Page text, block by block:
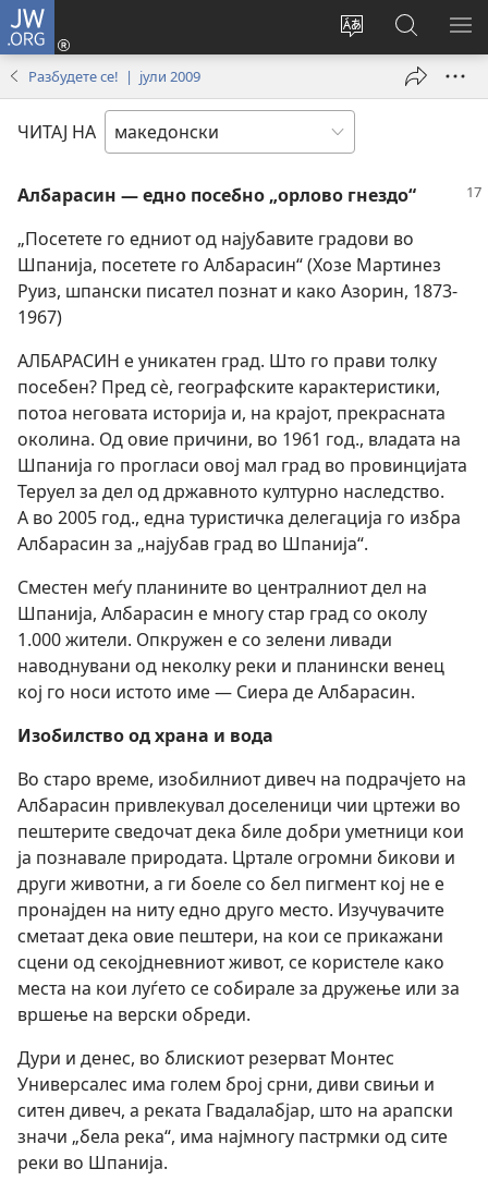
JW.ORG
Смени
јазикот
на
страницата
Најави
се
window)
на
JW.ORG/
Разбудете се! | јули 2009
ЧИТАЈ НА
Албарасин — едно посебно „орлово гнездо“
„Посетете го едниот од најубавите градови во
Шпанија, посетете го Албарасин“ (Хозе Мартинез
Руиз, шпански писател познат и како Азорин, 1873-
1967)
АЛБАРАСИН е уникатен град. Што го прави толку
посебен? Пред сѐ, географските карактеристики,
потоа неговата историја и, на крајот, прекрасната
околина. Од овие причини, во 1961 год., владата на
Шпанија го прогласи овој мал град во провинцијата
Теруел за дел од државното културно наследство.
А во 2005 год., една туристичка делегација го избра
Албарасин за „најубав град во Шпанија“.
Сместен меѓу планините во централниот дел на
Шпанија, Албарасин е многу стар град со околу
1.000 жители. Опкружен е со зелени ливади
наводнувани од неколку реки и планински венец
кој го носи истото име — Сиера де Албарасин.
Изобилство од храна и вода
Во старо време, изобилниот дивеч на подрачјето на
Албарасин привлекувал доселеници чии цртежи во
пештерите сведочат дека биле добри уметници кои
ја познавале природата. Цртале огромни бикови и
други животни, а ги боеле со бел пигмент кој не е
пронајден на ниту едно друго место. Изучувачите
сметаат дека овие пештери, на кои се прикажани
сцени од секојдневниот живот, се користеле како
места на кои луѓето се собирале за дружење или за
вршење на верски обреди.
Дури и денес, во блискиот резерват Монтес
Универсалес има голем број срни, диви свињи и
ситен дивеч, а реката Гвадалабјар, што на арапски
значи „бела река“, има најмногу пастрмки од сите
реки во Шпанија.